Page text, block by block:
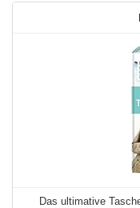
Das ultimative